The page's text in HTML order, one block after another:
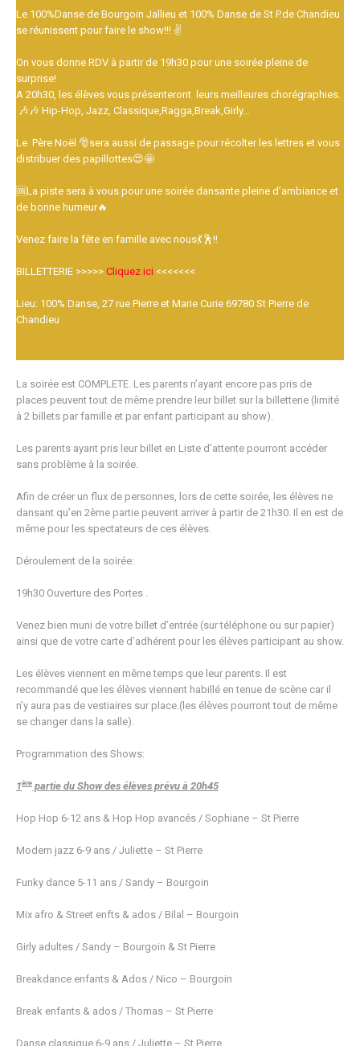
Le 100%Danse de Bourgoin Jallieu et 100% Danse de St P.de Chandieu
se réunissent pour faire le show!!! ✌️
On vous donne RDV à partir de 19h30 pour une soirée pleine de
surprise!
A 20h30, les élèves vous présenteront leurs meilleures chorégraphies.
🎶🎶 Hip-Hop, Jazz, Classique,Ragga,Break,Girly…
Le Père Noël 🎅sera aussi de passage pour récolter les lettres et vous
distribuer des papillottes😍🤩
🆒La piste sera à vous pour une soirée dansante pleine d’ambiance et
de bonne humeur🔥
Venez faire la fête en famille avec nous💃🕺!!
BILLETTERIE >>>>> Cliquez ici <<<<<<<
Lieu: 100% Danse, 27 rue Pierre et Marie Curie 69780 St Pierre de
Chandieu
La soirée est COMPLETE. Les parents n’ayant encore pas pris de
places peuvent tout de même prendre leur billet sur la billetterie (limité
à 2 billets par famille et par enfant participant au show).
Les parents ayant pris leur billet en Liste d’attente pourront accéder
sans problème à la soirée.
Afin de créer un flux de personnes, lors de cette soirée, les élèves ne
dansant qu’en 2ème partie peuvent arriver à partir de 21h30. Il en est de
même pour les spectateurs de ces élèves.
Déroulement de la soirée:
19h30 Ouverture des Portes .
Venez bien muni de votre billet d’entrée (sur téléphone ou sur papier)
ainsi que de votre carte d’adhérent pour les élèves participant au show.
Les élèves viennent en même temps que leur parents. Il est
recommandé que les élèves viennent habillé en tenue de scène car il
n’y aura pas de vestiaires sur place.(les élèves pourront tout de même
se changer dans la salle).
Programmation des Shows:
1ère partie du Show des élèves prévu à 20h45
Hop Hop 6-12 ans & Hop Hop avancés / Sophiane – St Pierre
Modern jazz 6-9 ans / Juliette – St Pierre
Funky dance 5-11 ans / Sandy – Bourgoin
Mix afro & Street enfts & ados / Bilal – Bourgoin
Girly adultes / Sandy – Bourgoin & St Pierre
Breakdance enfants & Ados / Nico – Bourgoin
Break enfants & ados / Thomas – St Pierre
Danse classique 6-9 ans / Juliette – St Pierre